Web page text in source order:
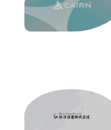
リープ
求人票作
完全成功
プライバ
ウェ